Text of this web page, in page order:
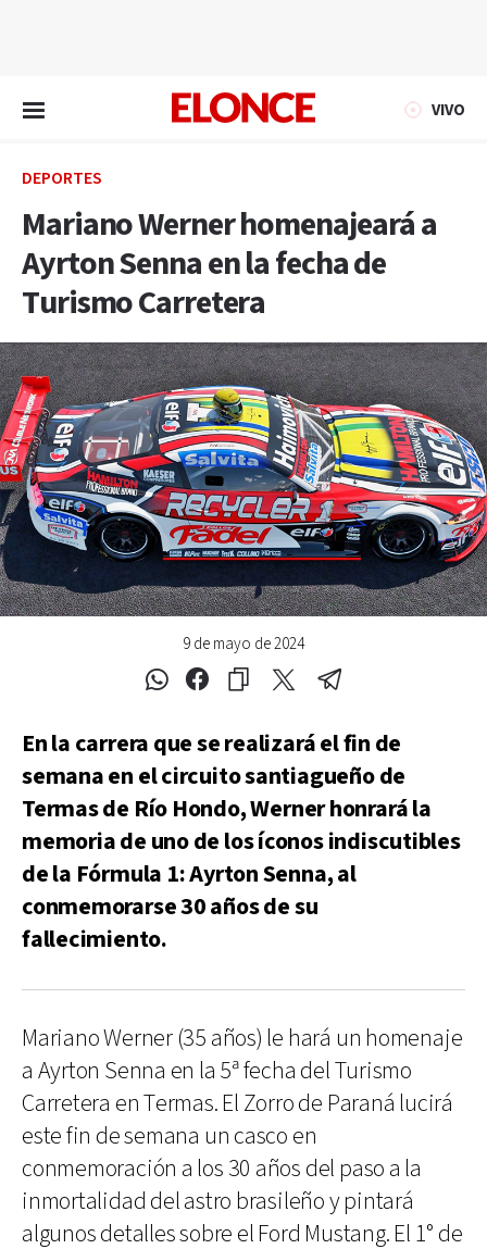
VIVO
DEPORTES
Mariano Werner homenajeará a
Ayrton Senna en la fecha de
Turismo Carretera
9 de mayo de 2024
En la carrera que se realizará el fin de
semana en el circuito santiagueño de
Termas de Río Hondo, Werner honrará la
memoria de uno de los íconos indiscutibles
de la Fórmula 1: Ayrton Senna, al
conmemorarse 30 años de su
fallecimiento.
Mariano Werner (35 años) le hará un homenaje
a Ayrton Senna en la 5ª fecha del Turismo
Carretera en Termas. El Zorro de Paraná lucirá
este fin de semana un casco en
conmemoración a los 30 años del paso a la
inmortalidad del astro brasileño y pintará
algunos detalles sobre el Ford Mustang. El 1° de